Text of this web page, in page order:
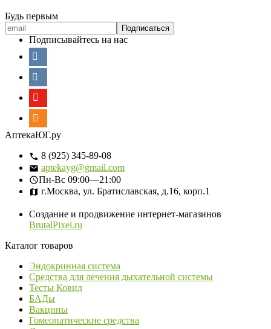
Будь первым
Подписывайтесь на нас
АптекаЮГ.ру
8 (925) 345-89-08
aptekayg@gmail.com
Пн-Вс 09:00—21:00
г.Москва, ул. Братиславская, д.16, корп.1
Создание и продвижение интернет-магазинов
BrutalPixel.ru
Каталог товаров
Эндокринная система
Средства для лечения дыхательной системы
Тесты Ковид
БАДы
Вакцины
Гомеопатические средства